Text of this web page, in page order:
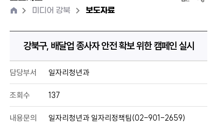
홈 >미디어 강북 >보도자료
강북구, 배달업 종사자 안전 확보 위한 캠페인 실시
담당부서 일자리청년과
조회수 137
내용문의 일자리청년과 일자리정책팀(02-901-2659)